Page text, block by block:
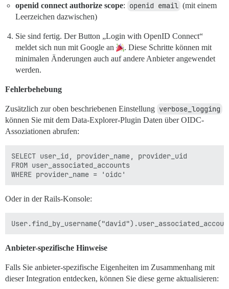
openid connect authorize scope: openid email (mit einem
Leerzeichen dazwischen)
Sie sind fertig. Der Button „Login with OpenID Connect“
meldet sich nun mit Google an
. Diese Schritte können mit
minimalen Änderungen auch auf andere Anbieter angewendet
werden.
Fehlerbehebung
Zusätzlich zur oben beschriebenen Einstellung verbose_logging
können Sie mit dem Data-Explorer-Plugin Daten über OIDC-
Assoziationen abrufen:
SELECT user_id, provider_name, provider_uid
FROM user_associated_accounts
Oder in der Rails-Konsole:
Anbieter-spezifische Hinweise
Falls Sie anbieter-spezifische Eigenheiten im Zusammenhang mit
dieser Integration entdecken, können Sie diese gerne aktualisieren: